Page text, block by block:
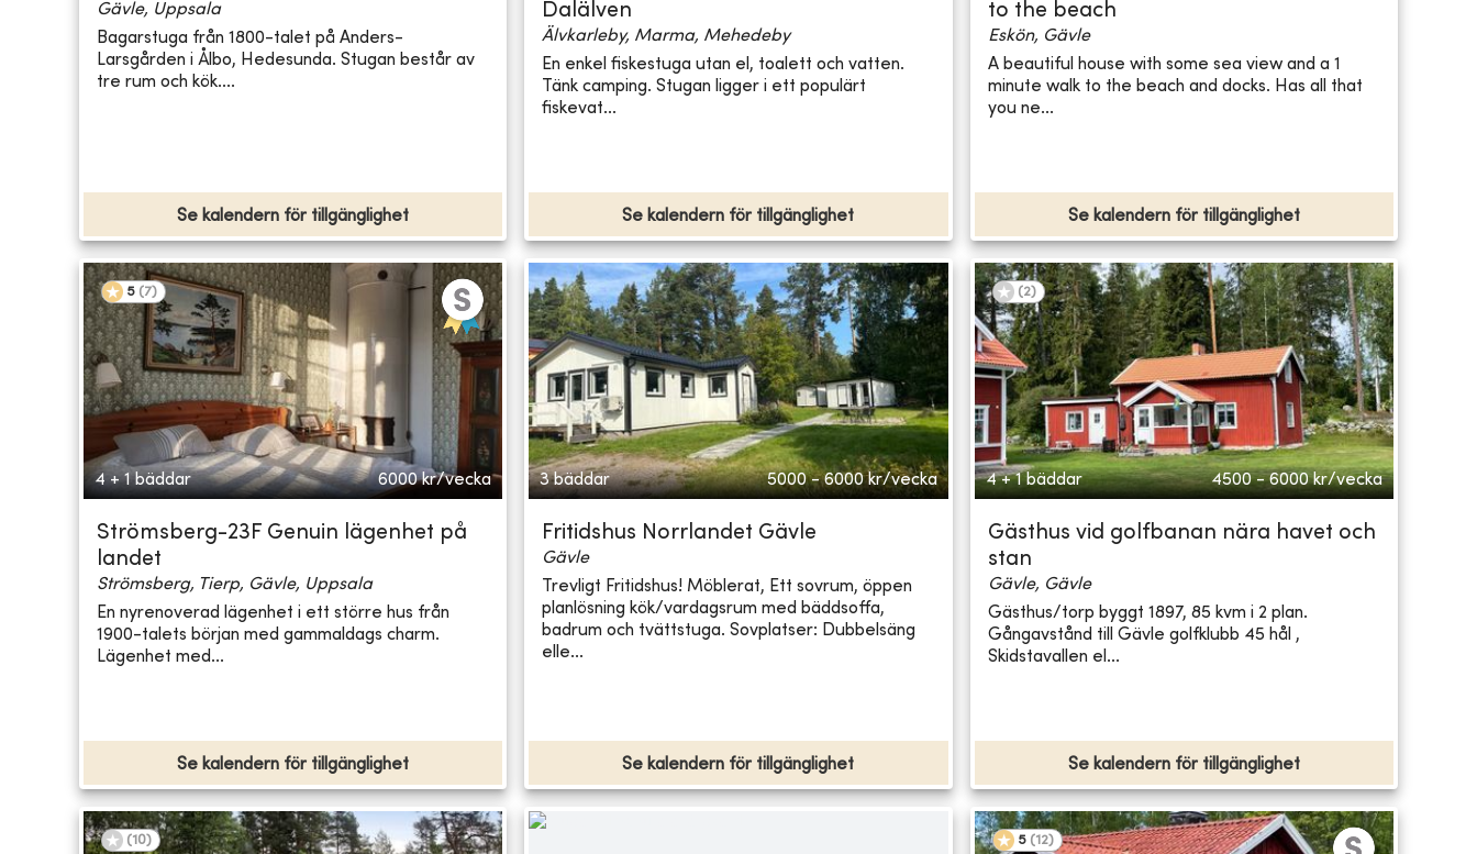
Gävle, Uppsala
Bagarstuga från 1800-talet på Anders-
Larsgården i Ålbo, Hedesunda. Stugan består av
tre rum och kök....
Se kalendern för tillgänglighet
Dalälven
Älvkarleby, Marma, Mehedeby
En enkel fiskestuga utan el, toalett och vatten.
Tänk camping. Stugan ligger i ett populärt
fiskevat...
Se kalendern för tillgänglighet
to the beach
Eskön, Gävle
A beautiful house with some sea view and a 1
minute walk to the beach and docks. Has all that
you ne...
Se kalendern för tillgänglighet
5 (7)
4 + 1 bäddar 6000 kr/vecka
Strömsberg-23F Genuin lägenhet på
landet
Strömsberg, Tierp, Gävle, Uppsala
En nyrenoverad lägenhet i ett större hus från
1900-talets början med gammaldags charm.
Lägenhet med...
Se kalendern för tillgänglighet
3 bäddar 5000 - 6000 kr/vecka
Fritidshus Norrlandet Gävle
Gävle
Trevligt Fritidshus! Möblerat, Ett sovrum, öppen
planlösning kök/vardagsrum med bäddsoffa,
badrum och tvättstuga. Sovplatser: Dubbelsäng
elle...
Se kalendern för tillgänglighet
(2)
4 + 1 bäddar 4500 - 6000 kr/vecka
Gästhus vid golfbanan nära havet och
stan
Gävle, Gävle
Gästhus/torp byggt 1897, 85 kvm i 2 plan.
Gångavstånd till Gävle golfklubb 45 hål ,
Skidstavallen el...
Se kalendern för tillgänglighet
(10) 5 (12)